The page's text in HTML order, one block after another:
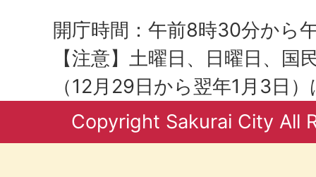
開庁時間：午前8時30分から
【注意】土曜日、日曜日、国
（12月29日から翌年1月3日
Copyright Sakurai City All